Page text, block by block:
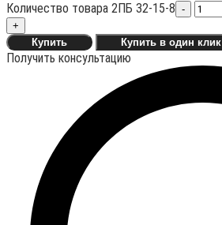
Количество товара 2ПБ 32-15-8 -
+
Купить
Купить в один клик
Получить консультацию